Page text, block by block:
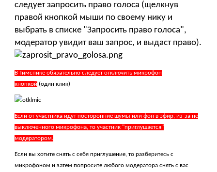
следует запросить право голоса (щелкнув
правой кнопкой мыши по своему нику и
выбрать в списке "Запросить право голоса",
модератор увидит ваш запрос, и выдаст право).
В Тимспике обязательно следует отключить микрофон
кнопкой (один клик)
Если от участника идут посторонние шумы или фон в эфир, из-за не
выключенного микрофона, то участник "приглушается"
модератором.
Если вы хотите снять с себя приглушение, то разберитесь с
микрофоном и затем попросите любого модератора снять с вас